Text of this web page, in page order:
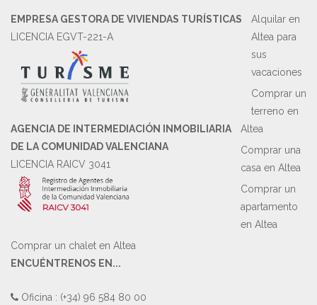
EMPRESA GESTORA DE VIVIENDAS TURÍSTICAS
LICENCIA EGVT-221-A
AGENCIA DE INTERMEDIACIÓN INMOBILIARIA
DE LA COMUNIDAD VALENCIANA
LICENCIA RAICV 3041
Alquilar en
Altea para
sus
vacaciones
Comprar un
terreno en
Altea
Comprar una
casa en Altea
Comprar un
apartamento
en Altea
Comprar un chalet en Altea
ENCUÉNTRENOS EN...
Oficina : (+34) 96 584 80 00